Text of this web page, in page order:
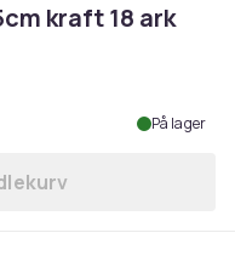
kraft 18 ark
På lager
Trekkspillalbum